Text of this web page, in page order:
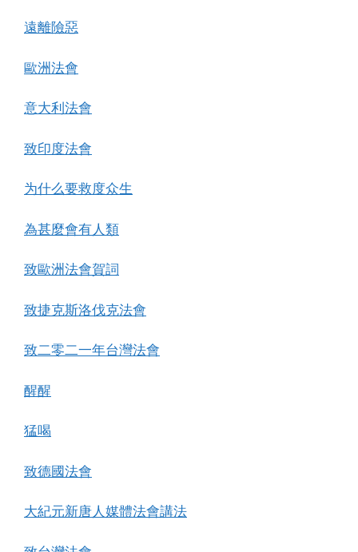
遠離險惡
歐洲法會
意大利法會
致印度法會
为什么要救度众生
為甚麼會有人類
致歐洲法會賀詞
致捷克斯洛伐克法會
致二零二一年台灣法會
醒醒
猛喝
致德國法會
大紀元新唐人媒體法會講法